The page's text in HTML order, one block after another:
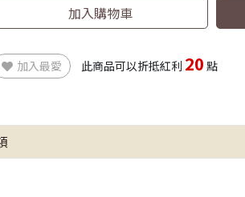
加入購物車
加入最愛 此商品可以折抵紅利 20 點